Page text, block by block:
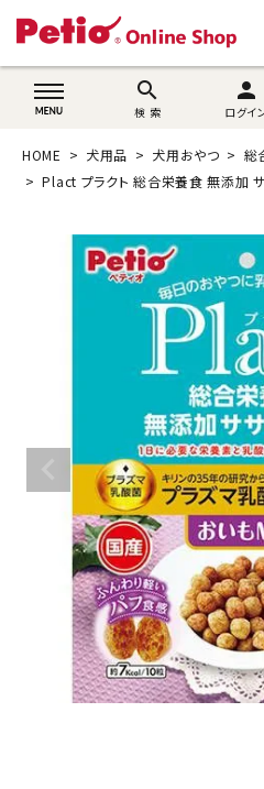
wovn-
search
検 索
person
ログイ
猫用品
うさぎ用品
ブランド別に探す
目的別に探す
ご利用案内
ACCOUNT MENU
ようこそ ゲスト 様
ログイン
HOME 犬用品 犬用おやつ
総
Plact プラクト 総合栄養食 無添加